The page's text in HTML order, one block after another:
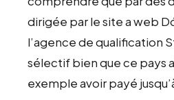
dirigée par le site a web
l’agence de qualification
sélectif bien que ce pays
exemple avoir payé